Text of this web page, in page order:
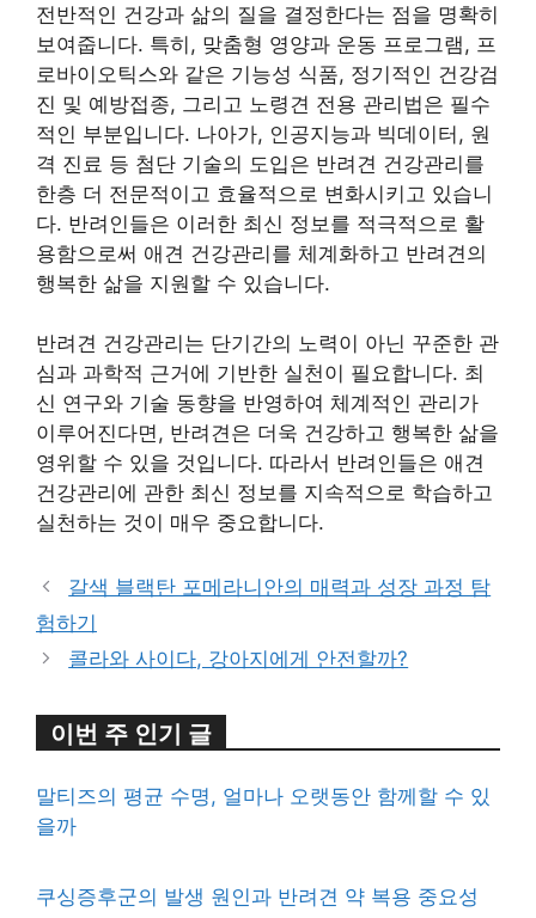
전반적인 건강과 삶의 질을 결정한다는 점을 명확히
보여줍니다. 특히, 맞춤형 영양과 운동 프로그램, 프
로바이오틱스와 같은 기능성 식품, 정기적인 건강검
진 및 예방접종, 그리고 노령견 전용 관리법은 필수
적인 부분입니다. 나아가, 인공지능과 빅데이터, 원
격 진료 등 첨단 기술의 도입은 반려견 건강관리를
한층 더 전문적이고 효율적으로 변화시키고 있습니
다. 반려인들은 이러한 최신 정보를 적극적으로 활
용함으로써 애견 건강관리를 체계화하고 반려견의
행복한 삶을 지원할 수 있습니다.
반려견 건강관리는 단기간의 노력이 아닌 꾸준한 관
심과 과학적 근거에 기반한 실천이 필요합니다. 최
신 연구와 기술 동향을 반영하여 체계적인 관리가
이루어진다면, 반려견은 더욱 건강하고 행복한 삶을
영위할 수 있을 것입니다. 따라서 반려인들은 애견
건강관리에 관한 최신 정보를 지속적으로 학습하고
실천하는 것이 매우 중요합니다.
갈색 블랙탄 포메라니안의 매력과 성장 과정 탐
험하기
콜라와 사이다, 강아지에게 안전할까?
이번 주 인기 글
말티즈의 평균 수명, 얼마나 오랫동안 함께할 수 있
을까
쿠싱증후군의 발생 원인과 반려견 약 복용 중요성